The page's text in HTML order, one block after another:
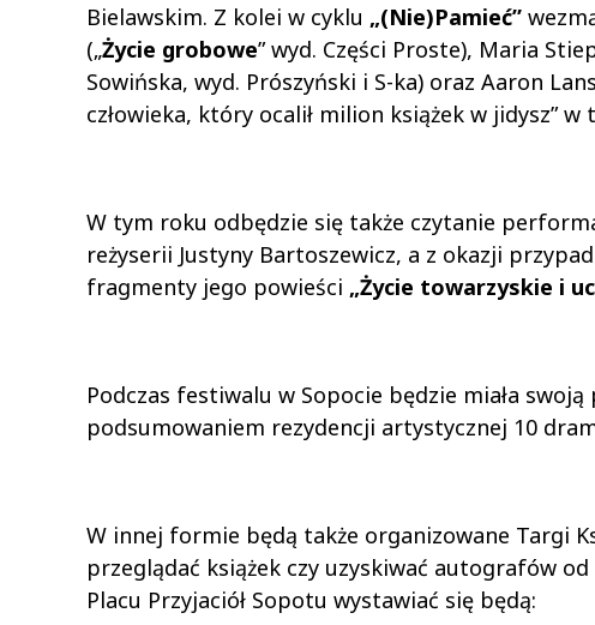
Bielawskim. Z kolei w cyklu „(Nie)Pamieć”
(„Życie grobowe” wyd. Części Proste), Maria
Sowińska, wyd. Prószyński i S-ka) oraz Aaron
człowieka, który ocalił milion książek w jidysz” w
W tym roku odbędzie się także czytanie
reżyserii Justyny Bartoszewicz, a z okazji
fragmenty jego powieści „Życie towarzyskie i
Podczas festiwalu w Sopocie będzie miała
podsumowaniem rezydencji artystycznej 10
W innej formie będą także organizowane Targi
przeglądać książek czy uzyskiwać autografów
Placu Przyjaciół Sopotu wystawiać się będą: